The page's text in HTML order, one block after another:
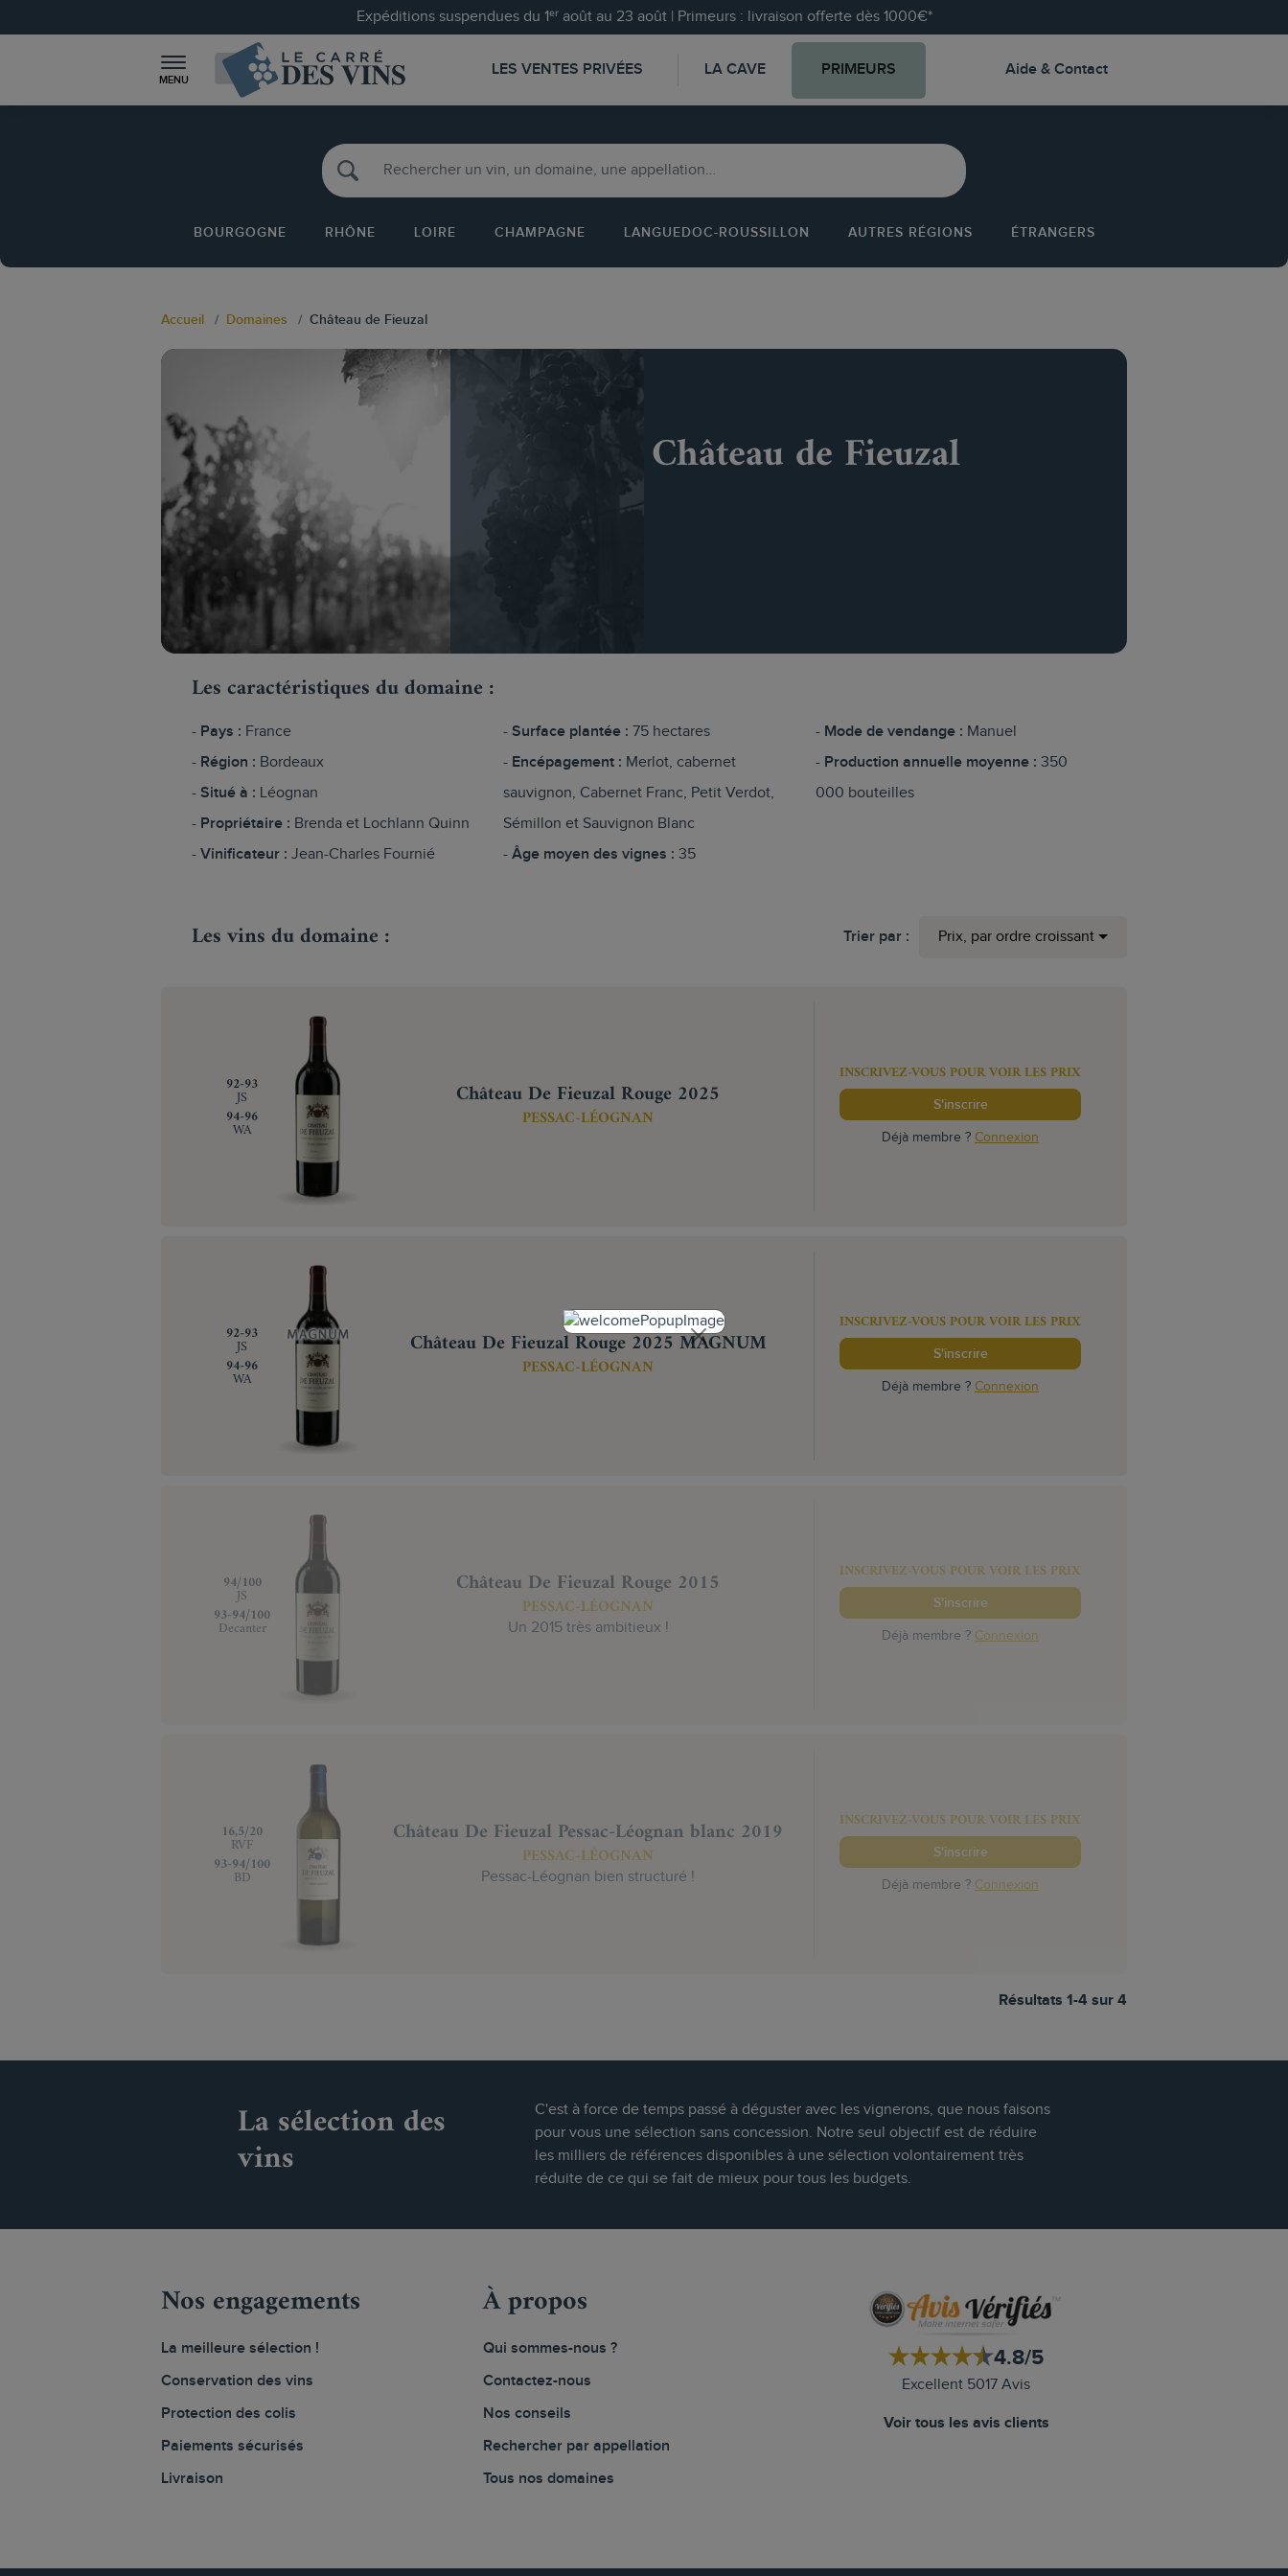
Expéditions suspendues du 1ᵉʳ août au 23 août | Primeurs : livraison offerte dès 1000€*
MENU
LES VENTES PRIVÉES LA CAVE PRIMEURS Aide & Contact
BOURGOGNE RHÔNE LOIRE CHAMPAGNE LANGUEDOC-ROUSSILLON AUTRES RÉGIONS ÉTRANGERS
Accueil Domaines Château de Fieuzal
Château de Fieuzal
Les caractéristiques du domaine :
Pays : France
Région : Bordeaux
Situé à : Léognan
Propriétaire : Brenda et Lochlann Quinn
Vinificateur : Jean-Charles Fournié
Surface plantée : 75 hectares
Encépagement :
sauvignon, Cabernet Franc, Petit Verdot,
Sémillon et Sauvignon Blanc
Âge moyen des vignes : 35
Mode de vendange : Manuel
Production annuelle moyenne :
000 bouteilles
Les vins du domaine : Trier par : Prix, par ordre croissant
‍92-93
JS
‍94-96
WA
Château De Fieuzal Rouge 2025
PESSAC-LÉOGNAN
INSCRIVEZ-VOUS POUR VOIR LES PRIX
S'inscrire
Déjà membre ? Connexion
‍92-93
JS
‍94-96
WA
Château De Fieuzal Rouge 2025 MAGNUM
PESSAC-LÉOGNAN
INSCRIVEZ-VOUS POUR VOIR LES PRIX
S'inscrire
Déjà membre ? Connexion
‍94/100
JS
‍93-94/100
Decanter
Château De Fieuzal Rouge 2015
PESSAC-LÉOGNAN
Un 2015 très ambitieux !
INSCRIVEZ-VOUS POUR VOIR LES PRIX
S'inscrire
Déjà membre ? Connexion
‍16,5/20
RVF
‍93-94/100
BD
Château De Fieuzal Pessac-Léognan blanc 2019
PESSAC-LÉOGNAN
Pessac-Léognan bien structuré !
INSCRIVEZ-VOUS POUR VOIR LES PRIX
S'inscrire
Déjà membre ? Connexion
Résultats 1-4 sur 4
La sélection des
vins
C'est à force de temps passé à déguster avec les vignerons, que nous faisons
pour vous une sélection sans concession. Notre seul objectif est de réduire
les milliers de références disponibles à une sélection volontairement très
réduite de ce qui se fait de mieux pour tous les budgets.
Nos engagements
La meilleure sélection !
Conservation des vins
Protection des colis
Paiements sécurisés
Livraison
À propos
Qui sommes-nous ?
Contactez-nous
Nos conseils
Rechercher par appellation
Tous nos domaines
4.8/5
Excellent 5017 Avis
Voir tous les avis clients